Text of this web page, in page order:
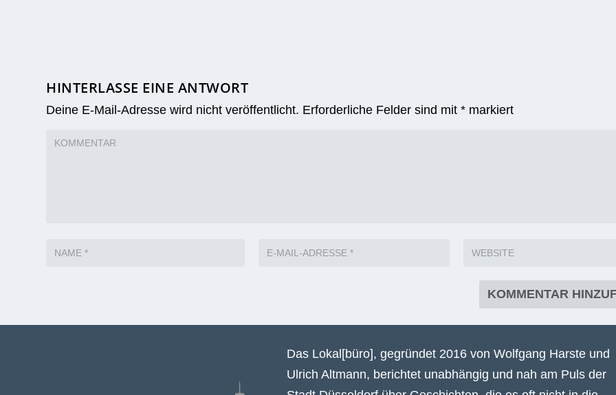
HINTERLASSE EINE ANTWORT
Deine E-Mail-Adresse wird nicht veröffentlicht. Erforderliche Felder sind mit* markiert
Das Lokal[büro], gegründet 2016 von Wolfgang Harste und
Ulrich Altmann, berichtet unabhängig und nah am Puls der